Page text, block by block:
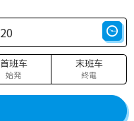
首班车
始発
末班车
終電